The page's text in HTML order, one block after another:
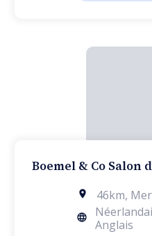
Boemel & Co Salon
46km,
Anglais